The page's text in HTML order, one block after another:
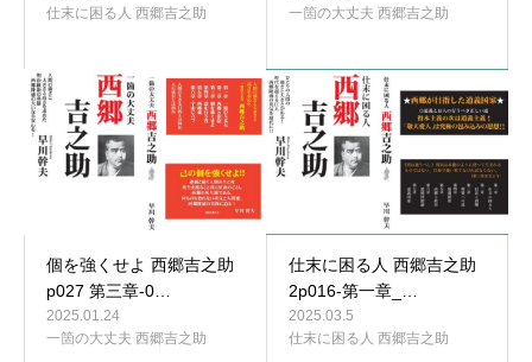
仕末に困る人 西郷吉之助
一箇の大丈夫 西郷吉之助
個を強くせよ 西郷吉之助
p027 第三章-0…
2025.01.24
一箇の大丈夫 西郷吉之助
仕末に困る人 西郷吉之助
2p016-第一章_…
2025.03.5
仕末に困る人 西郷吉之助